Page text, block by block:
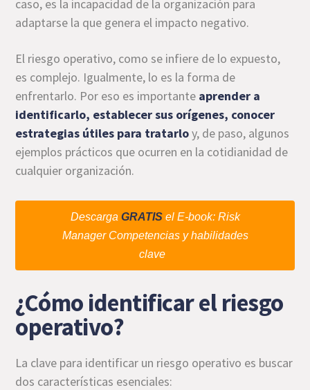
caso, es la incapacidad de la organización para
adaptarse la que genera el impacto negativo.
El riesgo operativo, como se infiere de lo expuesto,
es complejo. Igualmente, lo es la forma de
enfrentarlo. Por eso es importante aprender a
identificarlo, establecer sus orígenes, conocer
estrategias útiles para tratarloy, de paso, algunos
ejemplos prácticos que ocurren en la cotidianidad de
cualquier organización.
Descarga GRATISel E-book: Risk
Manager Competencias y habilidades
clave
¿Cómo identificar el riesgo
operativo?
La clave para identificar un riesgo operativo es buscar
dos características esenciales: